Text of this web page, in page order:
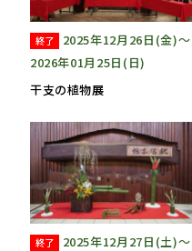
終了
2025年12月26日(金)〜
2026年01月25日(日)
干支の植物展
終了
2025年12月27日(土)〜